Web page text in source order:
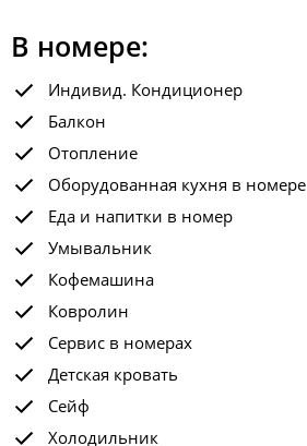
В номере:
Индивид. Кондиционер
Балкон
Отопление
Оборудованная кухня в номере
Еда и напитки в номер
Умывальник
Кофемашина
Ковролин
Сервис в номерах
Детская кровать
Сейф
Холодильник